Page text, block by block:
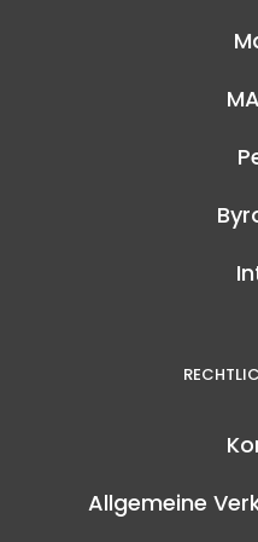
Allgemeine